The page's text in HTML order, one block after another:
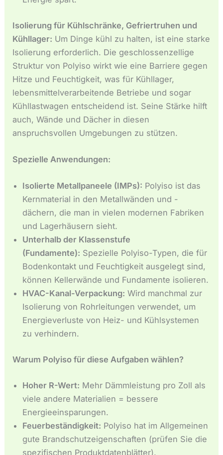
Isolierung für Kühlschränke, Gefriertruhen und
Kühllager: Um Dinge kühl zu halten, ist eine starke
Isolierung erforderlich. Die geschlossenzellige
Struktur von Polyiso wirkt wie eine Barriere gegen
Hitze und Feuchtigkeit, was für Kühllager,
lebensmittelverarbeitende Betriebe und sogar
Kühllastwagen entscheidend ist. Seine Stärke hilft
auch, Wände und Dächer in diesen
anspruchsvollen Umgebungen zu stützen.
Spezielle Anwendungen:
Isolierte Metallpaneele (IMPs): Polyiso ist das
Kernmaterial in den Metallwänden und -
dächern, die man in vielen modernen Fabriken
und Lagerhäusern sieht.
Unterhalb der Klassenstufe
(Fundamente): Spezielle Polyiso-Typen, die für
Bodenkontakt und Feuchtigkeit ausgelegt sind,
können Kellerwände und Fundamente isolieren.
HVAC-Kanal-Verpackung: Wird manchmal zur
Isolierung von Rohrleitungen verwendet, um
Energieverluste von Heiz- und Kühlsystemen
zu verhindern.
Warum Polyiso für diese Aufgaben wählen?
Hoher R-Wert: Mehr Dämmleistung pro Zoll als
viele andere Materialien = bessere
Energieeinsparungen.
Feuerbeständigkeit: Polyiso hat im Allgemeinen
gute Brandschutzeigenschaften (prüfen Sie die
spezifischen Produktdatenblätter).